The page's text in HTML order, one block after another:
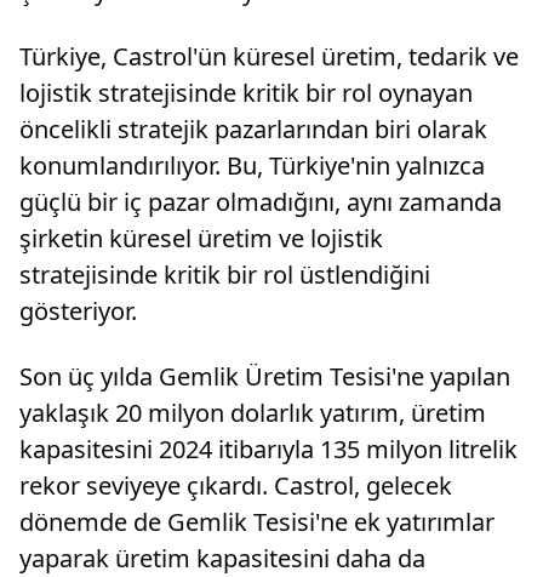
Türkiye, Castrol'ün küresel üretim, tedarik ve
lojistik stratejisinde kritik bir rol oynayan
öncelikli stratejik pazarlarından biri olarak
konumlandırılıyor. Bu, Türkiye'nin yalnızca
güçlü bir iç pazar olmadığını, aynı zamanda
şirketin küresel üretim ve lojistik
stratejisinde kritik bir rol üstlendiğini
gösteriyor.
Son üç yılda Gemlik Üretim Tesisi'ne yapılan
yaklaşık 20 milyon dolarlık yatırım, üretim
kapasitesini 2024 itibarıyla 135 milyon litrelik
rekor seviyeye çıkardı. Castrol, gelecek
dönemde de Gemlik Tesisi'ne ek yatırımlar
yaparak üretim kapasitesini daha da